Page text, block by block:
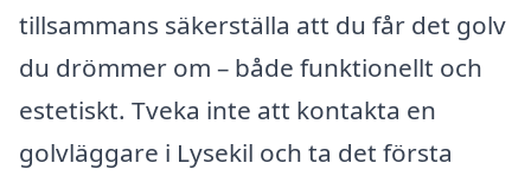
tillsammans säkerställa att du får det golv
du drömmer om – både funktionellt och
estetiskt. Tveka inte att kontakta en
golvläggare i Lysekil och ta det första